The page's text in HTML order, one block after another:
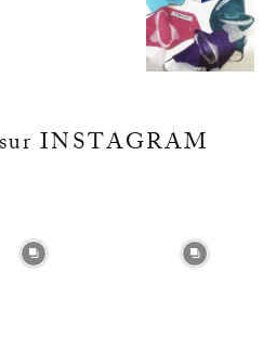
INSTAGRAM